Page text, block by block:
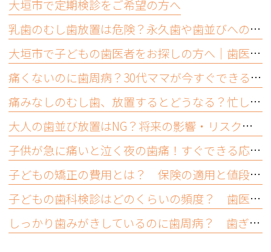
大垣市で定期検診をご希望の方へ
乳歯のむし歯放置は危険？永久歯や歯並びへの影響と受診の目安
大垣市で子どもの歯医者をお探しの方へ｜歯医者嫌いにならないために大切なこと
痛くないのに歯周病？30代ママが今すぐできるセルフチェックと受診目安
痛みなしのむし歯、放置するとどうなる？忙しいママが受診すべき理由
大人の歯並び放置はNG？将来の影響・リスクと今できるむし歯予防
子供が急に痛いと泣く夜の歯痛！すぐできる応急処置と受診の目安
子どもの矯正の費用とは？ 保険の適用と値段の相場について
子どもの歯科検診はどのくらいの頻度？ 歯医者では何をする？
しっかり歯みがきしているのに歯周病？ 歯ぎしりや食いしばりも原因って本当？